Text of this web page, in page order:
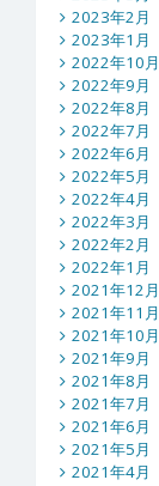
2023年2月
2023年1月
2022年10月
2022年9月
2022年8月
2022年7月
2022年6月
2022年5月
2022年4月
2022年3月
2022年2月
2022年1月
2021年12月
2021年11月
2021年10月
2021年9月
2021年8月
2021年7月
2021年6月
2021年5月
2021年4月